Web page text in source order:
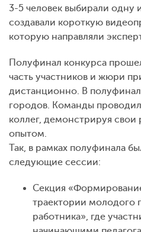
3-5 человек выбирали одну
создавали короткую
которую направляли
Полуфинал конкурса
часть участников и жюри
дистанционно. В
городов. Команды
коллег, демонстрируя свои
опытом.
Так, в рамках полуфинала
следующие сессии:
Секция
траектории молодого
работника», где